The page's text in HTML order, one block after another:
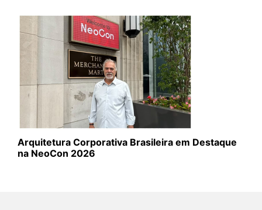
Arquitetura Corporativa Brasileira em Destaque
na NeoCon 2026